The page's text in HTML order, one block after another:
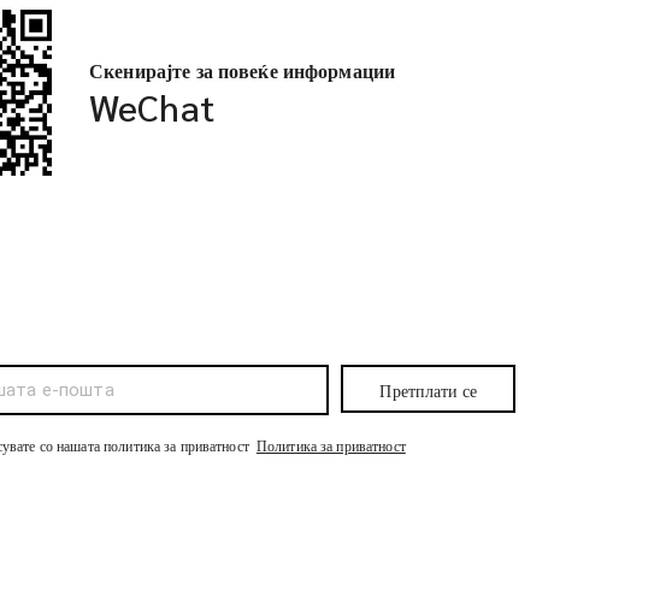
Скенирајте за повеќе информации
WeChat
Претплати се
со нашата политика за приватност Политика за приватност